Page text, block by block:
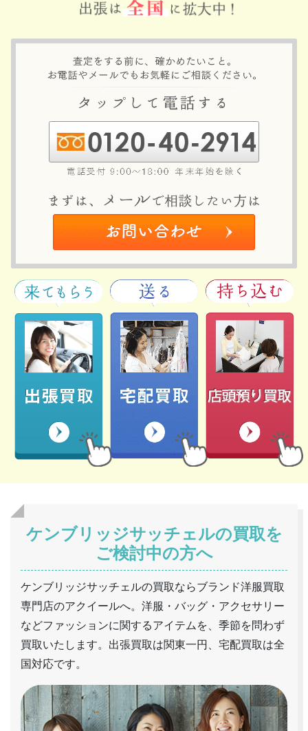
ケンブリッジサッチェルの買取を
ご検討中の方へ
ケンブリッジサッチェルの買取ならブランド洋服買取
専門店のアクイールへ。洋服・バッグ・アクセサリー
などファッションに関するアイテムを、季節を問わず
買取いたします。出張買取は関東一円、宅配買取は全
国対応です。